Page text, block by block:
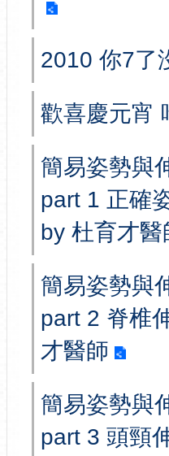
2010 你7了
歡喜慶元宵
簡易姿勢與
part 1 正確
by 杜育才醫
簡易姿勢與
part 2 脊椎
才醫師
簡易姿勢與
part 3 頭頸